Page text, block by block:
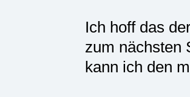
Ich hoff das
zum nächsten
kann ich den